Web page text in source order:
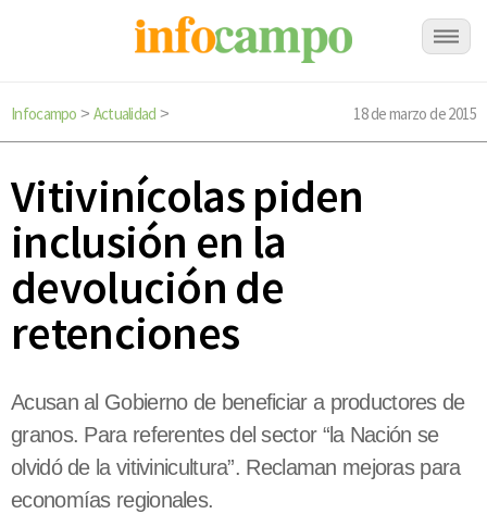
Infocampo > Actualidad > 18 de marzo de 2015
Vitivinícolas piden
inclusión en la
devolución de
retenciones
Acusan al Gobierno de beneficiar a productores de
granos. Para referentes del sector “la Nación se
olvidó de la vitivinicultura”. Reclaman mejoras para
economías regionales.